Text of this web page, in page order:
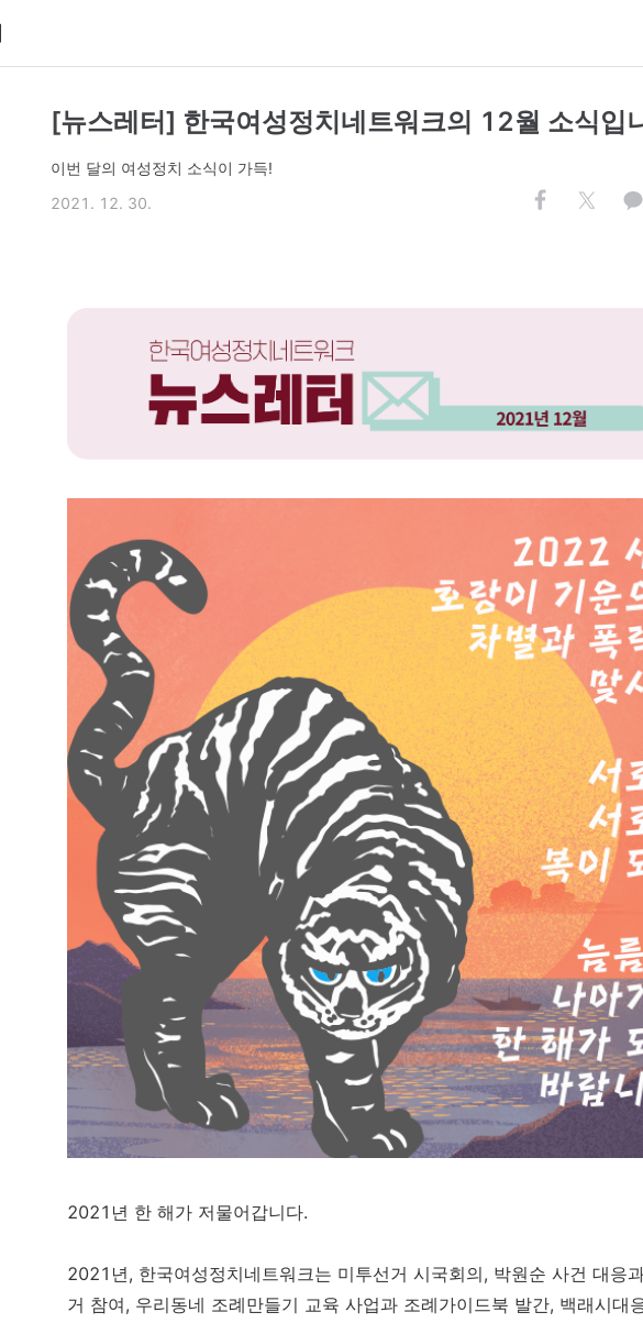
[뉴스레터] 한국여성정치네트워크의 12월 소식입
이번 달의 여성정치 소식이 가득!
2021. 12. 30.
2021년 한 해가 저물어갑니다.
2021년, 한국여성정치네트워크는 미투선거 시국회의, 박원순 사건 대응
거 참여, 우리동네 조례만들기 교육 사업과 조례가이드북 발간, 백래시대